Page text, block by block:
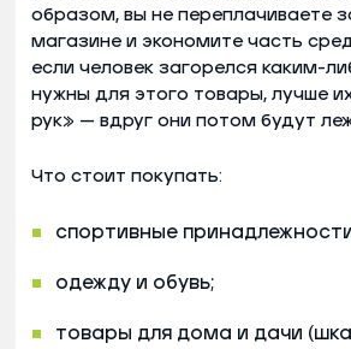
образом, вы не переплачиваете
магазине и экономите часть
если человек загорелся каким-
нужны для этого товары, лучше
рук» — вдруг они потом будут
Что стоит покупать:
спортивные
одежду и обувь;
товары для дома и дачи